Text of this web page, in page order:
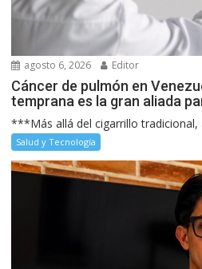
agosto 6, 2026 Editor
Cáncer de pulmón en
temprana es la gran aliada
***Más allá del cigarrillo tradicional,
Salud y Tecnología